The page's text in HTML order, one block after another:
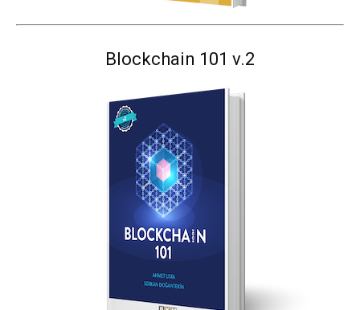
Blockchain 101 v.2